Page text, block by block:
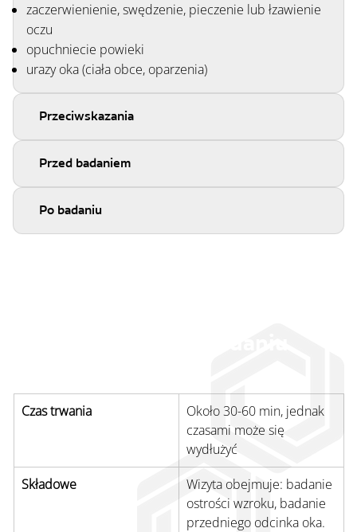
zaczerwienienie, swędzenie, pieczenie lub łzawienie
oczu
opuchniecie powieki
urazy oka (ciała obce, oparzenia)
Przeciwskazania
Przed badaniem
Po badaniu
Czas trwania
Około 30-60 min, jednak
czasami może się
wydłużyć
Składowe
Wizyta obejmuje: badanie
ostrości wzroku, badanie
przedniego odcinka oka.